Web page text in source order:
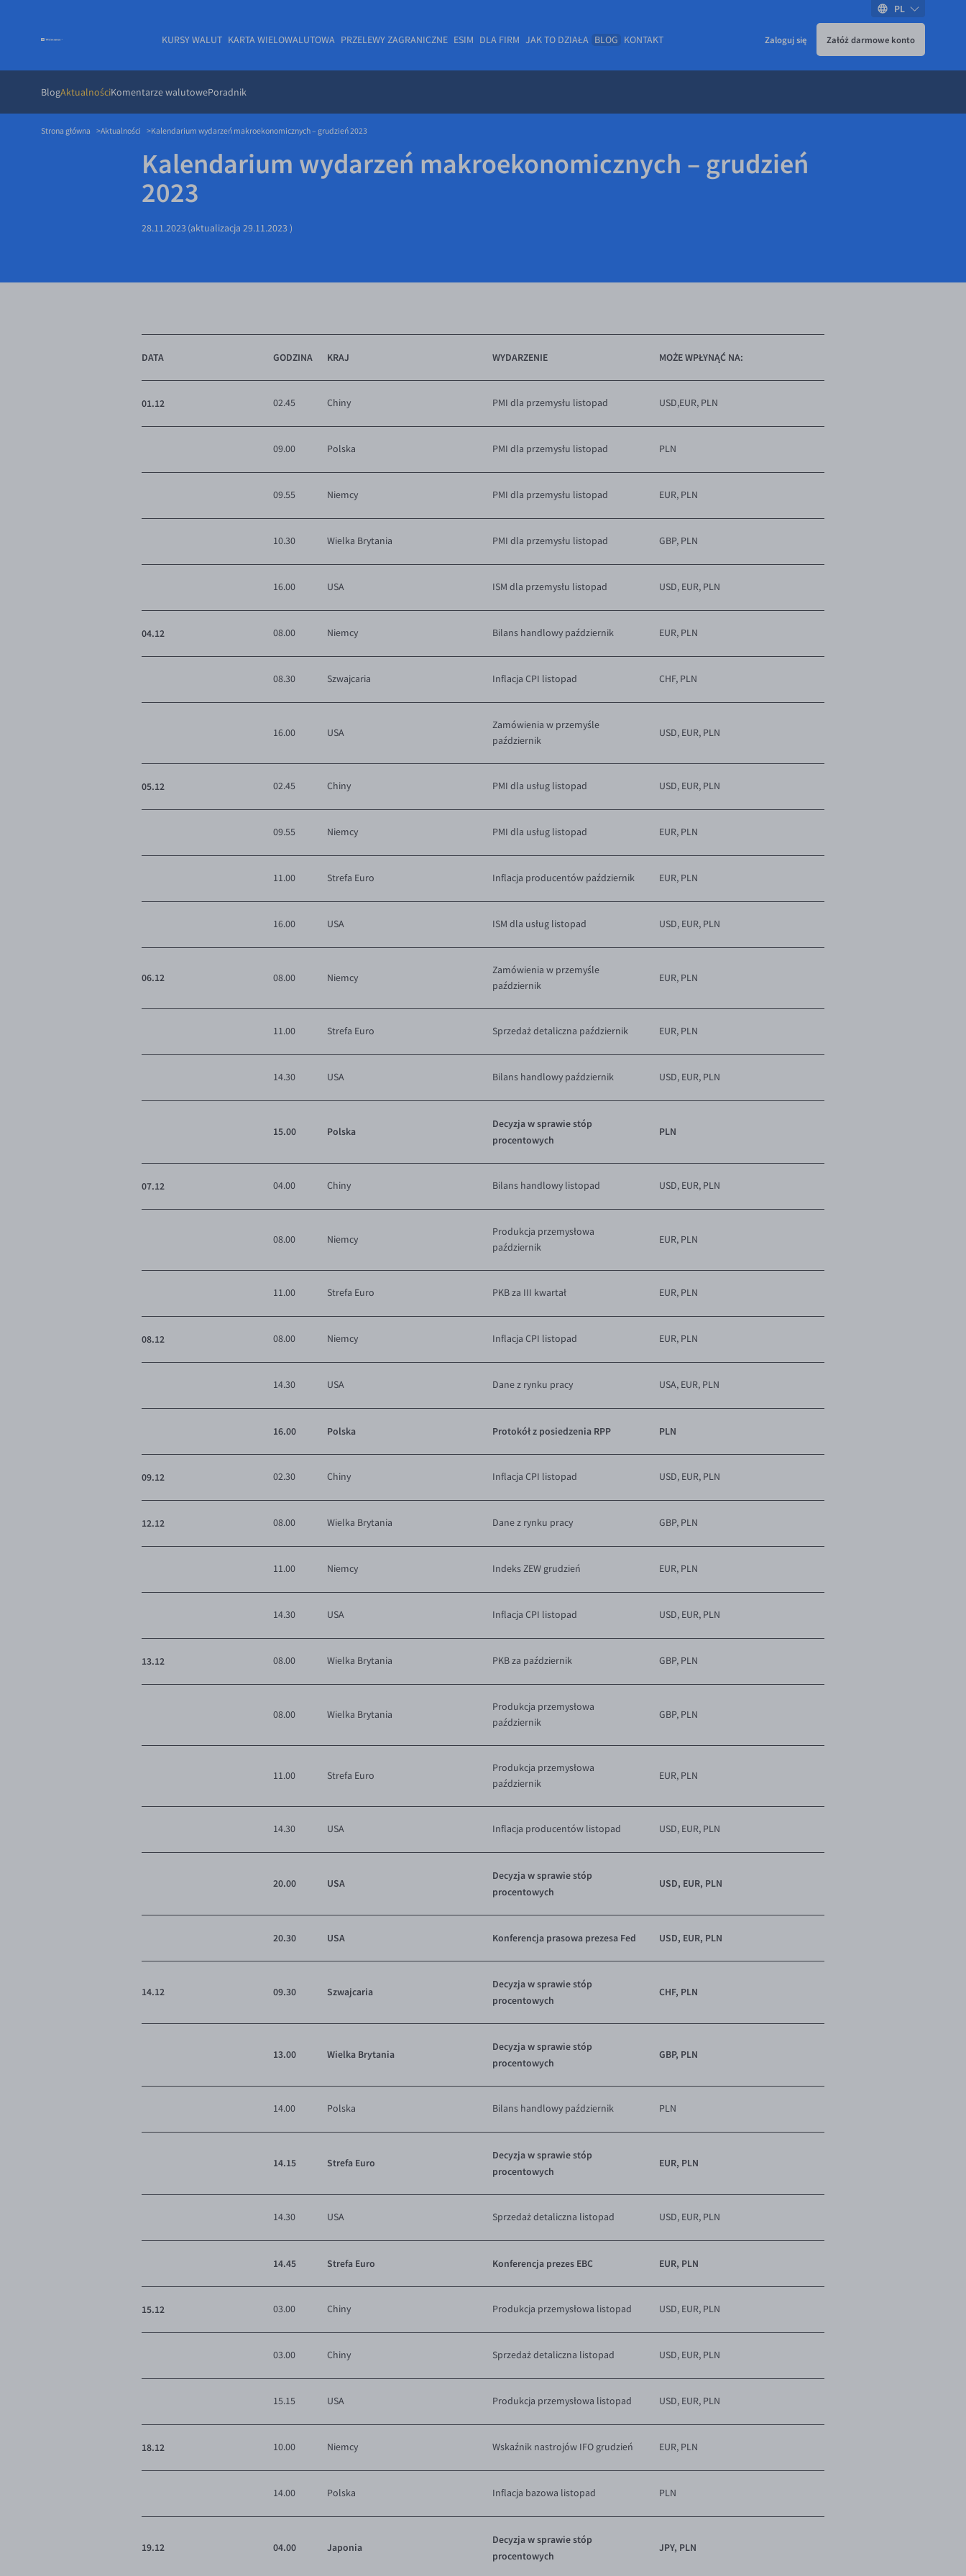
KURSY WALUT KARTA WIELOWALUTOWA PRZELEWY ZAGRANICZNE ESIM DLA FIRM JAK TO DZIAŁA BLOG
BlogAktualnościKomentarze walutowePoradnik
KONTAKT Zaloguj się Załóż darmowe konto
PL
Strona główna Aktualności Kalendarium wydarzeń makroekonomicznych – grudzień 2023
Kalendarium wydarzeń makroekonomicznych – grudzień
2023
28.11.2023 (aktualizacja 29.11.2023 )
DATA GODZINA KRAJ WYDARZENIE MOŻE WPŁYNĄĆ NA:
01.12 02.45 Chiny PMI dla przemysłu listopad USD,EUR, PLN
09.00 Polska PMI dla przemysłu listopad PLN
09.55 Niemcy PMI dla przemysłu listopad EUR, PLN
10.30 Wielka Brytania PMI dla przemysłu listopad GBP, PLN
16.00 USA ISM dla przemysłu listopad USD, EUR, PLN
04.12 08.00 Niemcy Bilans handlowy październik EUR, PLN
08.30 Szwajcaria Inflacja CPI listopad CHF, PLN
16.00 USA
Zamówienia w przemyśle
październik
USD, EUR, PLN
05.12 02.45 Chiny PMI dla usług listopad USD, EUR, PLN
09.55 Niemcy PMI dla usług listopad EUR, PLN
11.00 Strefa Euro Inflacja producentów październik EUR, PLN
16.00 USA ISM dla usług listopad USD, EUR, PLN
06.12 08.00 Niemcy
Zamówienia w przemyśle
październik
EUR, PLN
11.00 Strefa Euro Sprzedaż detaliczna październik EUR, PLN
14.30 USA Bilans handlowy październik USD, EUR, PLN
15.00 Polska
Decyzja w sprawie stóp
procentowych
PLN
07.12 04.00 Chiny Bilans handlowy listopad USD, EUR, PLN
08.00 Niemcy
Produkcja przemysłowa
październik
EUR, PLN
11.00 Strefa Euro PKB za III kwartał EUR, PLN
08.12 08.00 Niemcy Inflacja CPI listopad EUR, PLN
14.30 USA Dane z rynku pracy USA, EUR, PLN
16.00 Polska Protokół z posiedzenia RPP PLN
09.12 02.30 Chiny Inflacja CPI listopad USD, EUR, PLN
12.12 08.00 Wielka Brytania Dane z rynku pracy GBP, PLN
11.00 Niemcy Indeks ZEW grudzień EUR, PLN
14.30 USA Inflacja CPI listopad USD, EUR, PLN
13.12 08.00 Wielka Brytania PKB za październik GBP, PLN
08.00 Wielka Brytania
Produkcja przemysłowa
październik
GBP, PLN
11.00 Strefa Euro
Produkcja przemysłowa
październik
EUR, PLN
14.30 USA Inflacja producentów listopad USD, EUR, PLN
20.00 USA
Decyzja w sprawie stóp
procentowych
USD, EUR, PLN
20.30 USA Konferencja prasowa prezesa Fed USD, EUR, PLN
14.12 09.30 Szwajcaria
Decyzja w sprawie stóp
procentowych
CHF, PLN
13.00 Wielka Brytania
Decyzja w sprawie stóp
procentowych
GBP, PLN
14.00 Polska Bilans handlowy październik PLN
14.15 Strefa Euro
Decyzja w sprawie stóp
procentowych
EUR, PLN
14.30 USA Sprzedaż detaliczna listopad USD, EUR, PLN
14.45 Strefa Euro Konferencja prezes EBC EUR, PLN
15.12 03.00 Chiny Produkcja przemysłowa listopad USD, EUR, PLN
03.00 Chiny Sprzedaż detaliczna listopad USD, EUR, PLN
15.15 USA Produkcja przemysłowa listopad USD, EUR, PLN
18.12 10.00 Niemcy Wskaźnik nastrojów IFO grudzień EUR, PLN
14.00 Polska Inflacja bazowa listopad PLN
19.12 04.00 Japonia
Decyzja w sprawie stóp
procentowych
JPY, PLN